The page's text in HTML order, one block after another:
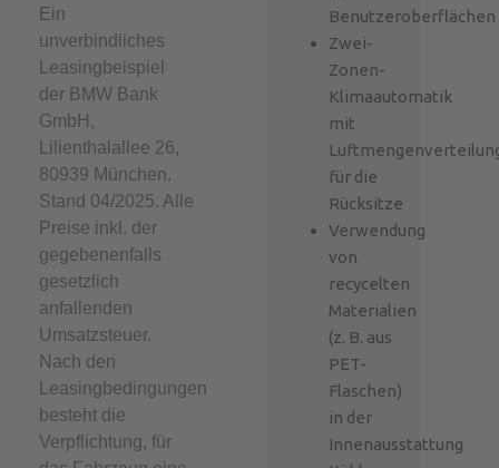
Ein
unverbindliches
Leasingbeispiel
der BMW Bank
GmbH,
Lilienthalallee 26,
80939 München.
Stand 04/2025. Alle
Preise inkl. der
gegebenenfalls
gesetzlich
anfallenden
Umsatzsteuer. ​
Nach den
Leasingbedingungen
besteht die
Verpflichtung, für
Benutzeroberflächen
Zwei-
Zonen-
Klimaautomatik
mit
für die
Rücksitze
Verwendung
von
recycelten
Materialien
(z. B. aus
PET-
Flaschen)
in der
Innenausstattung